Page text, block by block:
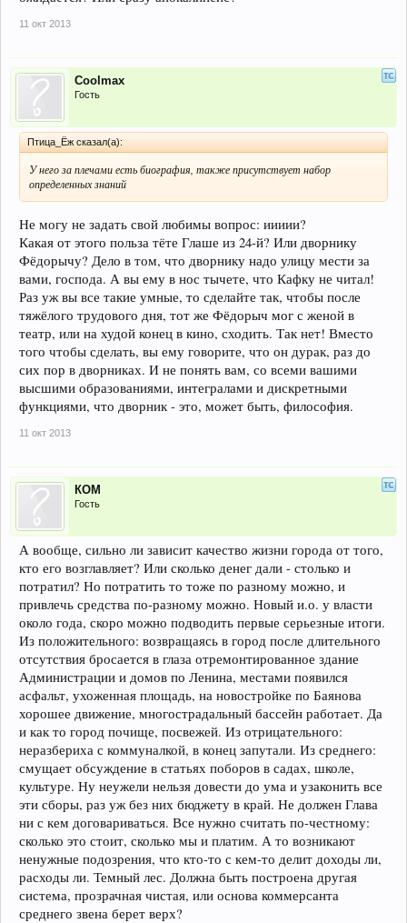
11 окт 2013
Coolmax
Гость
Птица_Ёж сказал(а):
У него за плечами есть биография, также присутствует набор
определенных знаний
Не могу не задать свой любимы вопрос: иииии?
Какая от этого польза тёте Глаше из 24-й? Или дворнику
Фёдорычу? Дело в том, что дворнику надо улицу мести за
вами, господа. А вы ему в нос тычете, что Кафку не читал!
Раз уж вы все такие умные, то сделайте так, чтобы после
тяжёлого трудового дня, тот же Фёдорыч мог с женой в
театр, или на худой конец в кино, сходить. Так нет! Вместо
того чтобы сделать, вы ему говорите, что он дурак, раз до
сих пор в дворниках. И не понять вам, со всеми вашими
высшими образованиями, интегралами и дискретными
функциями, что дворник - это, может быть, философия.
11 окт 2013
КОМ
Гость
А вообще, сильно ли зависит качество жизни города от того,
кто его возглавляет? Или сколько денег дали - столько и
потратил? Но потратить то тоже по разному можно, и
привлечь средства по-разному можно. Новый и.о. у власти
около года, скоро можно подводить первые серьезные итоги.
Из положительного: возвращаясь в город после длительного
отсутствия бросается в глаза отремонтированное здание
Администрации и домов по Ленина, местами появился
асфальт, ухоженная площадь, на новостройке по Баянова
хорошее движение, многострадальный бассейн работает. Да
и как то город почище, посвежей. Из отрицательного:
неразбериха с коммуналкой, в конец запутали. Из среднего:
смущает обсуждение в статьях поборов в садах, школе,
культуре. Ну неужели нельзя довести до ума и узаконить все
эти сборы, раз уж без них бюджету в край. Не должен Глава
ни с кем договариваться. Все нужно считать по-честному:
сколько это стоит, сколько мы и платим. А то возникают
ненужные подозрения, что кто-то с кем-то делит доходы ли,
расходы ли. Темный лес. Должна быть построена другая
система, прозрачная чистая, или основа коммерсанта
среднего звена берет верх?